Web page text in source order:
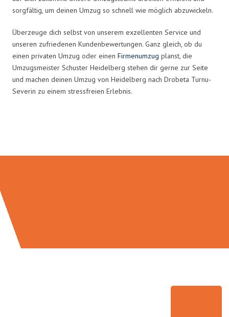
sorgfältig, um deinen Umzug so schnell wie möglich abzuwickeln.
Überzeuge dich selbst von unserem exzellenten Service und
unseren zufriedenen Kundenbewertungen. Ganz gleich, ob du
einen privaten Umzug oder einen Firmenumzug planst, die
Umzugsmeister Schuster Heidelberg stehen dir gerne zur Seite
und machen deinen Umzug von Heidelberg nach Drobeta Turnu-
Severin zu einem stressfreien Erlebnis.